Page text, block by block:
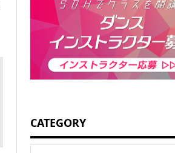
CATEGORY